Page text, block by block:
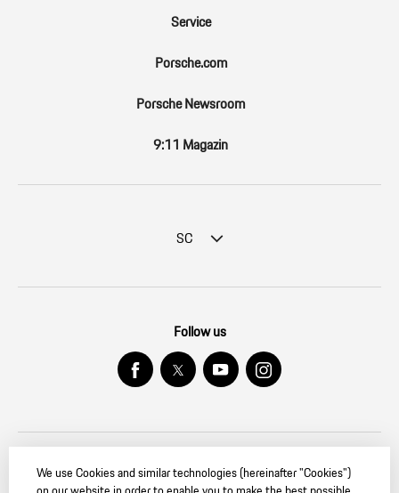
Service
Porsche.com
Porsche Newsroom
9:11 Magazin
SC
Follow us
© 2026 Dr. Ing. h.c. F. Porsche AG. — PORSCHE Christophorus
We use Cookies and similar technologies (hereinafter "Cookies")